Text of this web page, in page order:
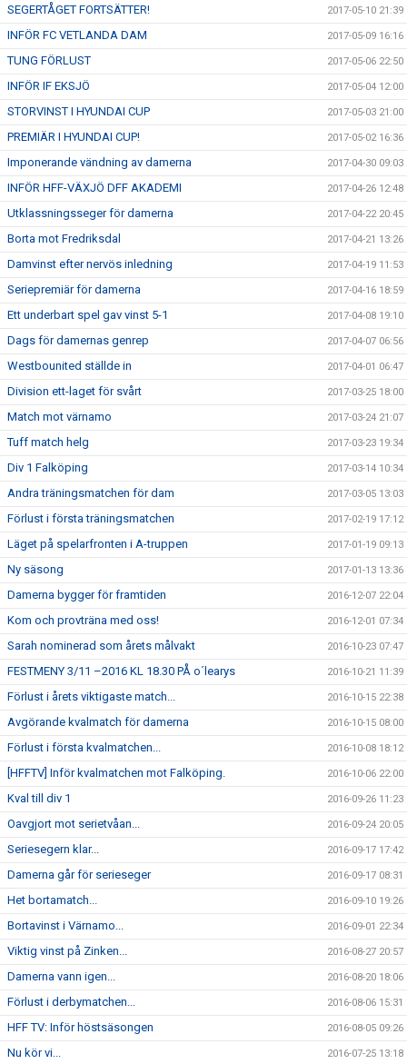
SEGERTÅGET FORTSÄTTER! 2017-05-10 21:39
INFÖR FC VETLANDA DAM 2017-05-09 16:16
TUNG FÖRLUST 2017-05-06 22:50
INFÖR IF EKSJÖ 2017-05-04 12:00
STORVINST I HYUNDAI CUP 2017-05-03 21:00
PREMIÄR I HYUNDAI CUP! 2017-05-02 16:36
Imponerande vändning av damerna 2017-04-30 09:03
INFÖR HFF-VÄXJÖ DFF AKADEMI 2017-04-26 12:48
Utklassningsseger för damerna 2017-04-22 20:45
Borta mot Fredriksdal 2017-04-21 13:26
Damvinst efter nervös inledning 2017-04-19 11:53
Seriepremiär för damerna 2017-04-16 18:59
Ett underbart spel gav vinst 5-1 2017-04-08 19:10
Dags för damernas genrep 2017-04-07 06:56
Westbounited ställde in 2017-04-01 06:47
Division ett-laget för svårt 2017-03-25 18:00
Match mot värnamo 2017-03-24 21:07
Tuff match helg 2017-03-23 19:34
Div 1 Falköping 2017-03-14 10:34
Andra träningsmatchen för dam 2017-03-05 13:03
Förlust i första träningsmatchen 2017-02-19 17:12
Läget på spelarfronten i A-truppen 2017-01-19 09:13
Ny säsong 2017-01-13 13:36
Damerna bygger för framtiden 2016-12-07 22:04
Kom och provträna med oss! 2016-12-01 07:34
Sarah nominerad som årets målvakt 2016-10-23 07:47
FESTMENY 3/11 –2016 KL 18.30 PÅ o´learys 2016-10-21 11:39
Förlust i årets viktigaste match... 2016-10-15 22:38
Avgörande kvalmatch för damerna 2016-10-15 08:00
Förlust i första kvalmatchen... 2016-10-08 18:12
[HFFTV] Inför kvalmatchen mot Falköping. 2016-10-06 22:00
Kval till div 1 2016-09-26 11:23
Oavgjort mot serietvåan... 2016-09-24 20:05
Seriesegern klar... 2016-09-17 17:42
Damerna går för serieseger 2016-09-17 08:31
Het bortamatch... 2016-09-10 19:26
Bortavinst i Värnamo... 2016-09-01 22:34
Viktig vinst på Zinken... 2016-08-27 20:57
Damerna vann igen... 2016-08-20 18:06
Förlust i derbymatchen... 2016-08-06 15:31
HFF TV: Inför höstsäsongen 2016-08-05 09:26
Nu kör vi... 2016-07-25 13:18